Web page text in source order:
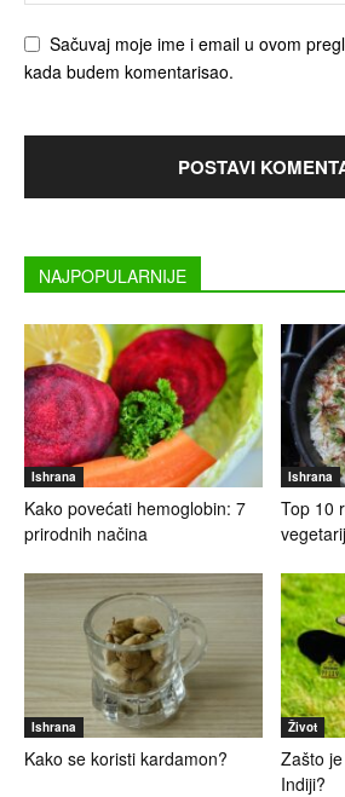
Sačuvaj moje ime i email u ovom
kada budem komentarisao.
NAJPOPULARNIJE
Ishrana
Kako povećati hemoglobin: 7
prirodnih načina
Ishrana
Top 10
Ishrana
Kako se koristi kardamon?
Život
Zašto
Indiji?